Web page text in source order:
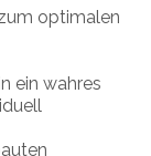
optimalen
ein wahres